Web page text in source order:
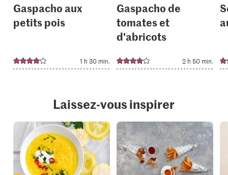
Gaspacho aux
petits pois
1 h 30 min.
Gaspacho de
tomates et
d'abricots
2 h 50 min.
Laissez-vous inspirer